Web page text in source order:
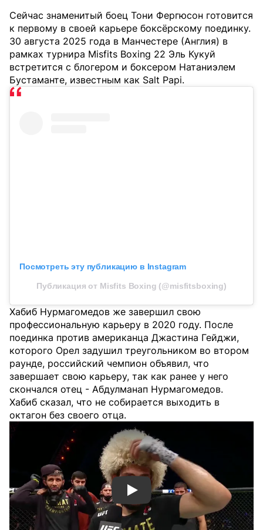
Сейчас знаменитый боец Тони Фергюсон готовится
к первому в своей карьере боксёрскому поединку.
30 августа 2025 года в Манчестере (Англия) в
рамках турнира Misfits Boxing 22 Эль Кукуй
встретится с блогером и боксером Натаниэлем
Бустаманте, известным как Salt Papi.
Посмотреть эту публикацию в Instagram
Публикация от Misfits Boxing (@misfitsboxing)
Хабиб Нурмагомедов же завершил свою
профессиональную карьеру в 2020 году. После
поединка против американца Джастина Гейджи,
которого Орел задушил треугольником во втором
раунде, российский чемпион объявил, что
завершает свою карьеру, так как ранее у него
скончался отец - Абдулманап Нурмагомедов.
Хабиб сказал, что не собирается выходить в
октагон без своего отца.
Смотреть видео YouTube